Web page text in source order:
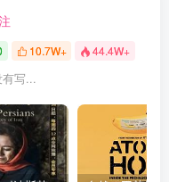
10.7W+ 44.4W+
写...